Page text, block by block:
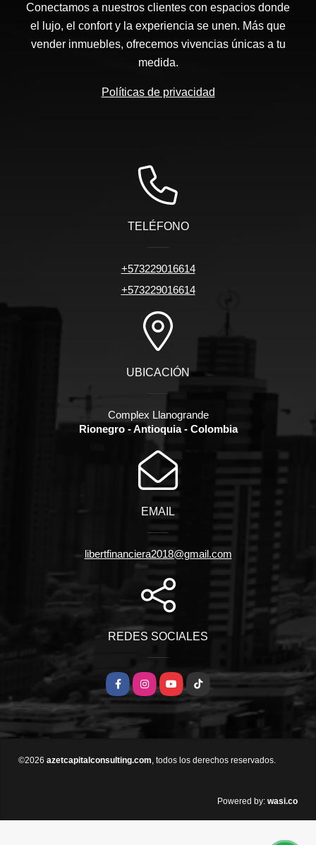
Conectamos a nuestros clientes con espacios donde
el lujo, el confort y la experiencia se unen. Más que
vender inmuebles, ofrecemos vivencias únicas a tu
medida.
Políticas de privacidad
TELÉFONO
+573229016614
+573229016614
UBICACIÓN
Complex Llanogrande
Rionegro - Antioquia - Colombia
EMAIL
libertfinanciera2018@gmail.com
REDES SOCIALES
FacebookInstagramYouTube
TikTok
©2026 azetcapitalconsulting.com , todos los derechos reservados.
Powered by: wasi.co